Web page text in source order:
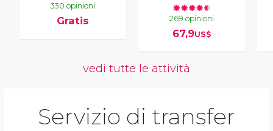
330 opinioni
Gratis 269 opinioni
67,9US$
vedi tutte le attività
Servizio di transfer